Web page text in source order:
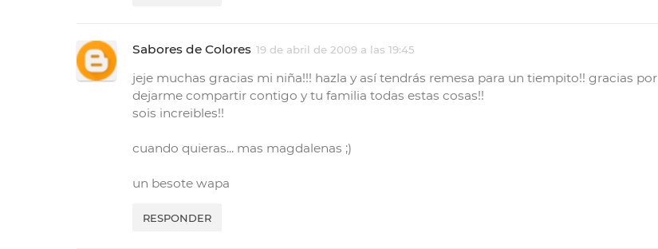
Sabores de Colores 19 de abril de 2009 a las 19:45
jeje muchas gracias mi niña!!! hazla y así tendrás remesa para un tiempito!! gracias por
dejarme compartir contigo y tu familia todas estas cosas!!
sois increibles!!
cuando quieras... mas magdalenas ;)
un besote wapa
RESPONDER